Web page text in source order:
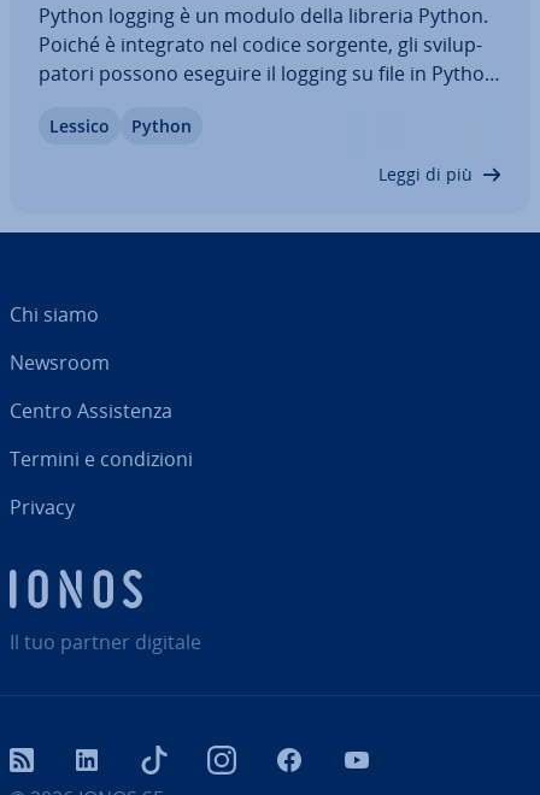
Python logging è un modulo della libreria Python.
Poiché è integrato nel codice sorgente, gli svi­lup­
pa­to­ri possono eseguire il logging su file in Python
cui inviare le note che vengono re­gi­stra­te durante
Lessico Python
Leggi di più
Il tuo partner digitale
Chi siamo
Newsroom
Centro As­si­sten­za
Termini e con­di­zio­ni
Privacy
RSS LinkedIn tiktok InstagramFacebook